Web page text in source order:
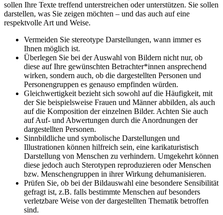
sollen Ihre Texte treffend unterstreichen oder unterstützen. Sie sollen
darstellen, was Sie zeigen möchten – und das auch auf eine
respektvolle Art und Weise.
Vermeiden Sie stereotype Darstellungen, wann immer es
Ihnen möglich ist.
Überlegen Sie bei der Auswahl von Bildern nicht nur, ob
diese auf Ihre gewünschten Betrachter*innen ansprechend
wirken, sondern auch, ob die dargestellten Personen und
Personengruppen es genauso empfinden würden.
Gleichwertigkeit bezieht sich sowohl auf die Häufigkeit, mit
der Sie beispielsweise Frauen und Männer abbilden, als auch
auf die Komposition der einzelnen Bilder. Achten Sie auch
auf Auf- und Abwertungen durch die Anordnungen der
dargestellten Personen.
Sinnbildliche und symbolische Darstellungen und
Illustrationen können hilfreich sein, eine karikaturistisch
Darstellung von Menschen zu verhindern. Umgekehrt können
diese jedoch auch Sterotypen reproduzieren oder Menschen
bzw. Menschengruppen in ihrer Wirkung dehumanisieren.
Prüfen Sie, ob bei der Bildauswahl eine besondere Sensibilität
gefragt ist, z.B. falls bestimmte Menschen auf besonders
verletzbare Weise von der dargestellten Thematik betroffen
sind.